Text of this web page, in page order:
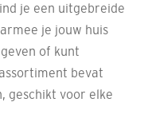
je een uitgebreide
je jouw huis
of kunt
bevat
geschikt voor elke